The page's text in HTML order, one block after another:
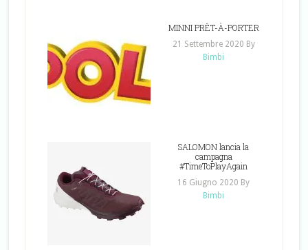
MINNI PRÊT-À-PORTER
21 Settembre 2020 By
Bimbi
SALOMON lancia la
campagna
#TimeToPlayAgain
16 Giugno 2020 By
Bimbi